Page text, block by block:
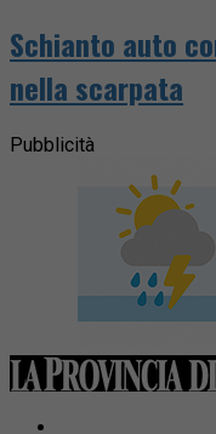
Schianto auto
nella scarpata
Pubblicità